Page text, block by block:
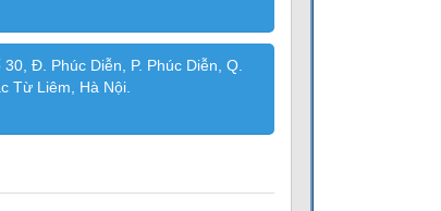
30, Đ. Phúc Diễn, P. Phúc Diễn, Q.
Từ Liêm, Hà Nội.